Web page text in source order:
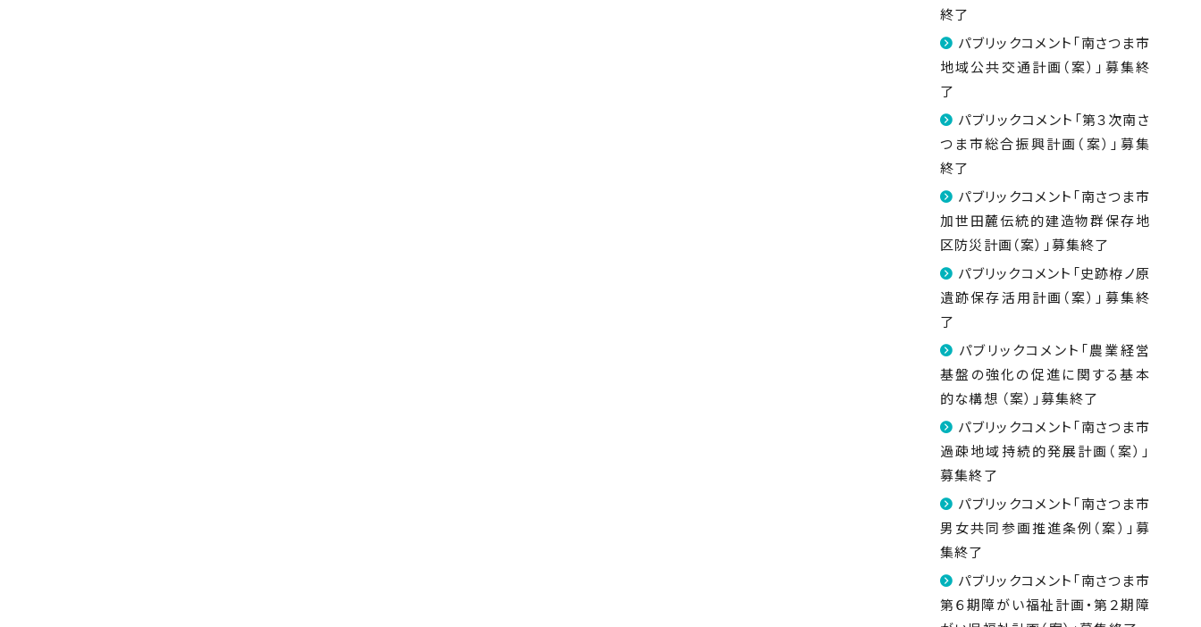
終了
パブリックコメント「南さつま市
地域公共交通計画（案）」募集終
了
パブリックコメント「第３次南さ
つま市総合振興計画（案）」募集
終了
パブリックコメント「南さつま市
加世田麓伝統的建造物群保存地
区防災計画（案）」募集終了
パブリックコメント「史跡栫ノ原
遺跡保存活用計画（案）」募集終
了
パブリックコメント「農業経営
基盤の強化の促進に関する基本
的な構想 （案）」募集終了
パブリックコメント「南さつま市
過疎地域持続的発展計画（案）」
募集終了
パブリックコメント「南さつま市
男女共同参画推進条例（案）」募
集終了
パブリックコメント「南さつま市
第６期障がい福祉計画・第２期障